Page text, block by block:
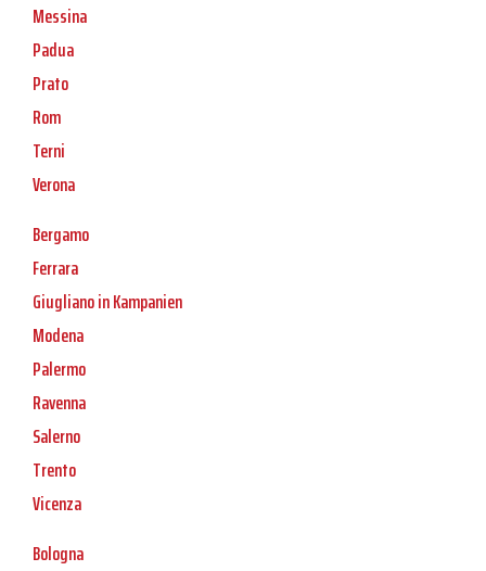
Messina
Padua
Prato
Rom
Terni
Verona
Bergamo
Ferrara
Giugliano in Kampanien
Modena
Palermo
Ravenna
Salerno
Trento
Vicenza
Bologna